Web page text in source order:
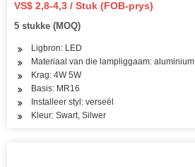
VS$ 2,8-4,3 / Stuk (FOB-prys)
5 stukke (MOQ)
Ligbron: LED
Materiaal van die lampliggaam: aluminium
Krag: 4W 5W
Basis: MR16
Installeer styl: verseël
Kleur: Swart, Silwer